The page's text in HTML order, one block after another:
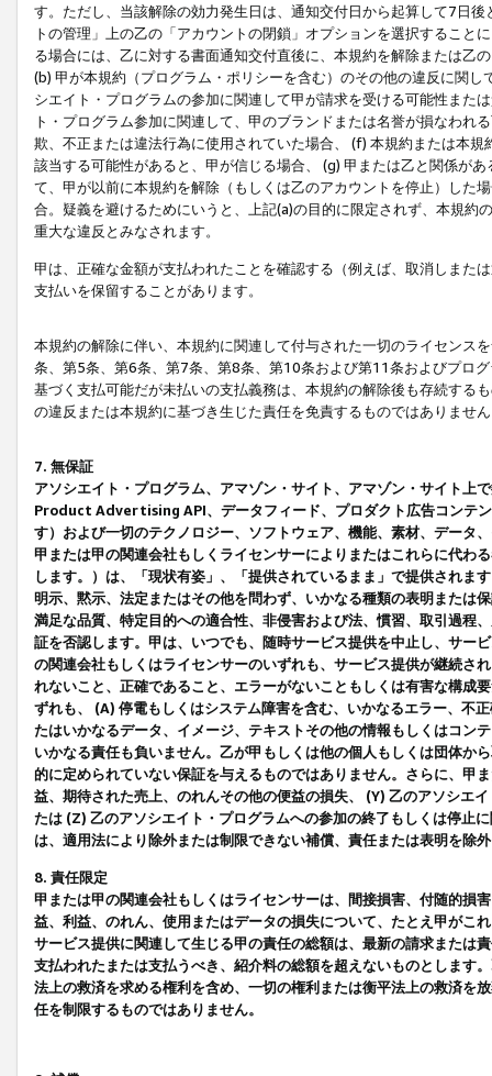
す。ただし、当該解除の効力発生日は、通知交付日から起算して7日
トの管理」上の乙の「アカウントの閉鎖」オプションを選択するこ
る場合には、乙に対する書面通知交付直後に、本規約を解除または乙
(b) 甲が本規約（プログラム・ポリシーを含む）のその他の違反に関
シエイト・プログラムの参加に関連して甲が請求を受ける可能性また
ト・プログラム参加に関連して、甲のブランドまたは名誉が損なわれ
欺、不正または違法行為に使用されていた場合、 (f) 本規約または本
該当する可能性があると、甲が信じる場合、 (g) 甲または乙と関係が
て、甲が以前に本規約を解除（もしくは乙のアカウントを停止）した
合。疑義を避けるためにいうと、上記(a)の目的に限定されず、本規
重大な違反とみなされます。
甲は、正確な金額が支払われたことを確認する（例えば、取消しまた
支払いを保留することがあります。
本規約の解除に伴い、本規約に関連して付与された一切のライセンス
条、第5条、第6条、第7条、第8条、第10条および第11条およびプロ
基づく支払可能だが未払いの支払義務は、本規約の解除後も存続する
の違反または本規約に基づき生じた責任を免責するものではありませ
7. 無保証
アソシエイト・プログラム、アマゾン・サイト、アマゾン・サイト上
Product Advertising API、データフィード、プロダクト広告コンテ
す）および一切のテクノロジー、ソフトウェア、機能、素材、データ
甲または甲の関連会社もしくライセンサーによりまたはこれらに代わ
します。）は、「現状有姿」、「提供されているまま」で提供されま
明示、黙示、法定またはその他を問わず、いかなる種類の表明または
満足な品質、特定目的への適合性、非侵害および法、慣習、取引過程
証を否認します。甲は、いつでも、随時サービス提供を中止し、サー
の関連会社もしくはライセンサーのいずれも、サービス提供が継続さ
れないこと、正確であること、エラーがないこともしくは有害な構成
ずれも、 (A) 停電もしくはシステム障害を含む、いかなるエラー、不
たはいかなるデータ、イメージ、テキストその他の情報もしくはコン
いかなる責任も負いません。乙が甲もしくは他の個人もしくは団体か
的に定められていない保証を与えるものではありません。さらに、甲
益、期待された売上、のれんその他の便益の損失、 (Y) 乙のアソシエ
たは (Z) 乙のアソシエイト・プログラムへの参加の終了もしくは停止
は、適用法により除外または制限できない補償、責任または表明を除
8. 責任限定
甲または甲の関連会社もしくはライセンサーは、間接損害、付随的損
益、利益、のれん、使用またはデータの損失について、たとえ甲がこ
サービス提供に関連して生じる甲の責任の総額は、最新の請求または
支払われたまたは支払うべき、紹介料の総額を超えないものとします
法上の救済を求める権利を含め、一切の権利または衡平法上の救済を
任を制限するものではありません。